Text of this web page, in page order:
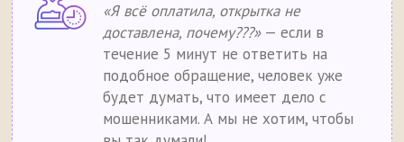
«Я всё оплатила, открытка не
доставлена, почему???»— если в
течение 5 минут не ответить на
подобное обращение, человек уже
будет думать, что имеет дело с
мошенниками. А мы не хотим, чтобы